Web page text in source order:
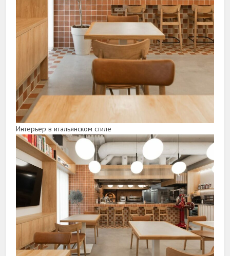
Интерьер в итальянском стиле